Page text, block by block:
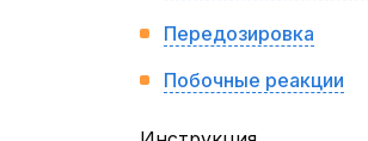
Передозировка
Побочные реакции